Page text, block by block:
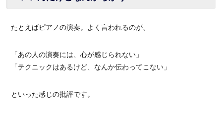
たとえばピアノの演奏。よく言われるのが、
「あの人の演奏には、心が感じられない」
「テクニックはあるけど、なんか伝わってこない」
といった感じの批評です。